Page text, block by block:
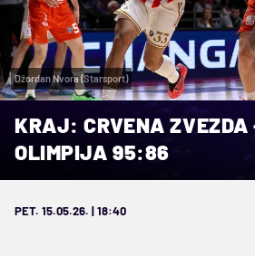
Džordan Nvora (Starsport)
KRAJ: CRVENA ZVEZDA
OLIMPIJA 95:86
PET. 15.05.26. | 18:40